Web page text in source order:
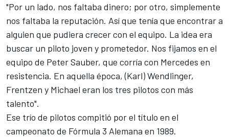
"Por un lado, nos faltaba dinero; por otro, simplemente
nos faltaba la reputación. Así que tenía que encontrar a
alguien que pudiera crecer con el equipo. La idea era
buscar un piloto joven y prometedor. Nos fijamos en el
equipo de Peter Sauber, que corría con Mercedes en
resistencia. En aquella época, (Karl) Wendlinger,
Frentzen y Michael eran los tres pilotos con más
talento".
Ese trío de pilotos compitió por el título en el
campeonato de Fórmula 3 Alemana en 1989.